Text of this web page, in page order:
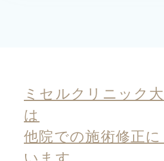
ミセルクリニック
は
他院での施術修正
います